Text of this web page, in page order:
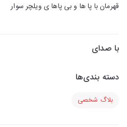
قهرمان با پا ها و بی پاها ی ویلچر سوار
با صدای
دسته بندی‌ها
بلاگ شخصی